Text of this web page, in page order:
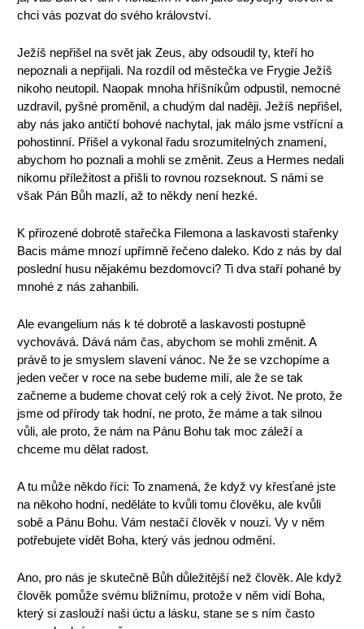
chci vás pozvat do svého království.
Ježíš nepřišel na svět jak Zeus, aby odsoudil ty, kteří ho
nepoznali a nepřijali. Na rozdíl od městečka ve Frygie Ježíš
nikoho neutopil. Naopak mnoha hříšníkům odpustil, nemocné
uzdravil, pyšné proměnil, a chudým dal naději. Ježíš nepřišel,
aby nás jako antičtí bohové nachytal, jak málo jsme vstřícní a
pohostinní. Přišel a vykonal řadu srozumitelných znamení,
abychom ho poznali a mohli se změnit. Zeus a Hermes nedali
nikomu příležitost a přišli to rovnou rozseknout. S námi se
však Pán Bůh mazlí, až to někdy není hezké.
K přirozené dobrotě stařečka Filemona a laskavosti stařenky
Bacis máme mnozí upřímně řečeno daleko. Kdo z nás by dal
poslední husu nějakému bezdomovci? Ti dva staří pohané by
mnohé z nás zahanbili.
Ale evangelium nás k té dobrotě a laskavosti postupně
vychovává. Dává nám čas, abychom se mohli změnit. A
právě to je smyslem slavení vánoc. Ne že se vzchopíme a
jeden večer v roce na sebe budeme milí, ale že se tak
začneme a budeme chovat celý rok a celý život. Ne proto, že
jsme od přírody tak hodní, ne proto, že máme a tak silnou
vůli, ale proto, že nám na Pánu Bohu tak moc záleží a
chceme mu dělat radost.
A tu může někdo říci: To znamená, že když vy křesťané jste
na někoho hodní, neděláte to kvůli tomu člověku, ale kvůli
sobě a Pánu Bohu. Vám nestačí člověk v nouzi. Vy v něm
potřebujete vidět Boha, který vás jednou odmění.
Ano, pro nás je skutečně Bůh důležitější než člověk. Ale když
člověk pomůže svému bližnímu, protože v něm vidí Boha,
který si zaslouží naši úctu a lásku, stane se s ním často